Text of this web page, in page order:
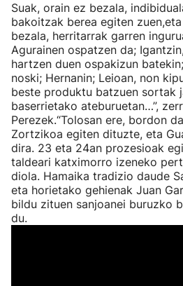
Suak, orain ez bezala,
bakoitzak berea egiten
bezala, herritarrak garren
Agurainen ospatzen da;
hartzen duen ospakizun
noski; Hernanin; Leioan, non
beste produktu batzuen sortak
baserrietako ateburuetan…”,
Perezek.“Tolosan ere, bordon
Zortzikoa egiten dituzte, eta
dira. 23 eta 24an prozesioak
taldeari katximorro izeneko
diola. Hamaika tradizio daude
eta horietako gehienak Juan
bildu zituen sanjoanei buruzko
du.